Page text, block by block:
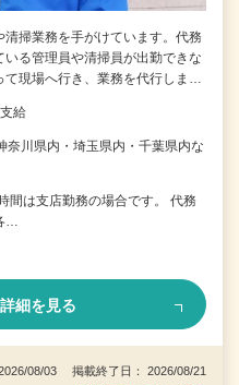
掃業務を手がけています。代務
いる管理員や清掃員が出勤できな
て現場へ行き、業務を代行しま…
給
奈川県内・埼玉県内・千葉県内な
は支店勤務の場合です。 代務
…
詳細を見る
08/03 掲載終了日： 2026/08/21